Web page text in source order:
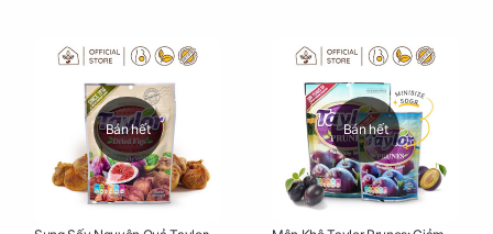
Bán hết Bán hết